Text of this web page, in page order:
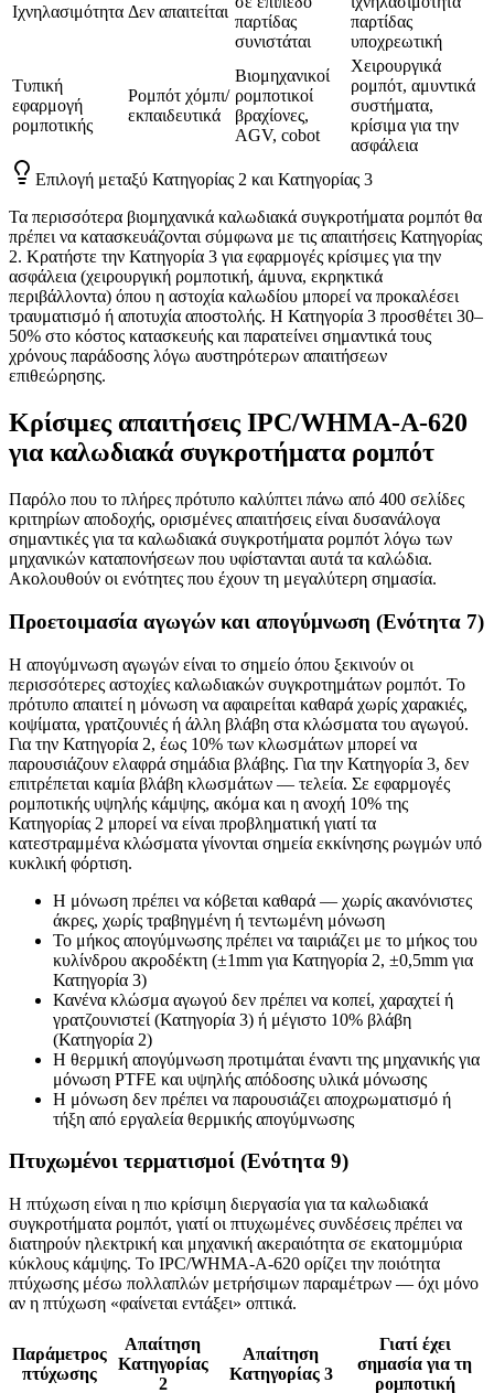
Ιχνηλασιμότητα Δεν απαιτείται
παρτίδας
συνιστάται
παρτίδας
υποχρεωτική
Τυπική
εφαρμογή
ρομποτικής
Ρομπότ χόμπι/
εκπαιδευτικά
Βιομηχανικοί
ρομποτικοί
βραχίονες,
AGV, cobot
Χειρουργικά
ρομπότ, αμυντικά
συστήματα,
κρίσιμα για την
ασφάλεια
Επιλογή μεταξύ Κατηγορίας 2 και Κατηγορίας 3
Τα περισσότερα βιομηχανικά καλωδιακά συγκροτήματα ρομπότ θα
πρέπει να κατασκευάζονται σύμφωνα με τις απαιτήσεις Κατηγορίας
2. Κρατήστε την Κατηγορία 3 για εφαρμογές κρίσιμες για την
ασφάλεια (χειρουργική ρομποτική, άμυνα, εκρηκτικά
περιβάλλοντα) όπου η αστοχία καλωδίου μπορεί να προκαλέσει
τραυματισμό ή αποτυχία αποστολής. Η Κατηγορία 3 προσθέτει 30–
50% στο κόστος κατασκευής και παρατείνει σημαντικά τους
χρόνους παράδοσης λόγω αυστηρότερων απαιτήσεων
επιθεώρησης.
Κρίσιμες απαιτήσεις IPC/WHMA-A-620
για καλωδιακά συγκροτήματα ρομπότ
Παρόλο που το πλήρες πρότυπο καλύπτει πάνω από 400 σελίδες
κριτηρίων αποδοχής, ορισμένες απαιτήσεις είναι δυσανάλογα
σημαντικές για τα καλωδιακά συγκροτήματα ρομπότ λόγω των
μηχανικών καταπονήσεων που υφίστανται αυτά τα καλώδια.
Ακολουθούν οι ενότητες που έχουν τη μεγαλύτερη σημασία.
Προετοιμασία αγωγών και απογύμνωση (Ενότητα 7)
Η απογύμνωση αγωγών είναι το σημείο όπου ξεκινούν οι
περισσότερες αστοχίες καλωδιακών συγκροτημάτων ρομπότ. Το
πρότυπο απαιτεί η μόνωση να αφαιρείται καθαρά χωρίς χαρακιές,
κοψίματα, γρατζουνιές ή άλλη βλάβη στα κλώσματα του αγωγού.
Για την Κατηγορία 2, έως 10% των κλωσμάτων μπορεί να
παρουσιάζουν ελαφρά σημάδια βλάβης. Για την Κατηγορία 3, δεν
επιτρέπεται καμία βλάβη κλωσμάτων — τελεία. Σε εφαρμογές
ρομποτικής υψηλής κάμψης, ακόμα και η ανοχή 10% της
Κατηγορίας 2 μπορεί να είναι προβληματική γιατί τα
κατεστραμμένα κλώσματα γίνονται σημεία εκκίνησης ρωγμών υπό
κυκλική φόρτιση.
Η μόνωση πρέπει να κόβεται καθαρά — χωρίς ακανόνιστες
άκρες, χωρίς τραβηγμένη ή τεντωμένη μόνωση
Το μήκος απογύμνωσης πρέπει να ταιριάζει με το μήκος του
κυλίνδρου ακροδέκτη (±1mm για Κατηγορία 2, ±0,5mm για
Κατηγορία 3)
Κανένα κλώσμα αγωγού δεν πρέπει να κοπεί, χαραχτεί ή
γρατζουνιστεί (Κατηγορία 3) ή μέγιστο 10% βλάβη
(Κατηγορία 2)
Η θερμική απογύμνωση προτιμάται έναντι της μηχανικής για
μόνωση PTFE και υψηλής απόδοσης υλικά μόνωσης
Η μόνωση δεν πρέπει να παρουσιάζει αποχρωματισμό ή
τήξη από εργαλεία θερμικής απογύμνωσης
Πτυχωμένοι τερματισμοί (Ενότητα 9)
Η πτύχωση είναι η πιο κρίσιμη διεργασία για τα καλωδιακά
συγκροτήματα ρομπότ, γιατί οι πτυχωμένες συνδέσεις πρέπει να
διατηρούν ηλεκτρική και μηχανική ακεραιότητα σε εκατομμύρια
κύκλους κάμψης. Το IPC/WHMA-A-620 ορίζει την ποιότητα
πτύχωσης μέσω πολλαπλών μετρήσιμων παραμέτρων — όχι μόνο
αν η πτύχωση «φαίνεται εντάξει» οπτικά.
Παράμετρος
πτύχωσης
Απαίτηση
Κατηγορίας
2
Απαίτηση
Κατηγορίας 3
Γιατί έχει
σημασία για τη
ρομποτική